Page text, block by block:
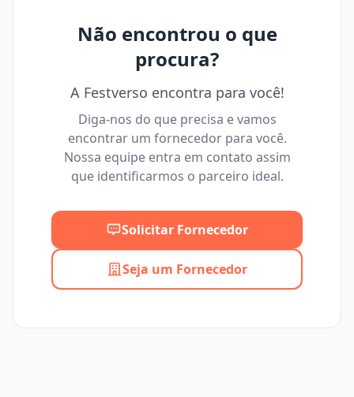
Máximo
Não encontrou o que
procura?
A Festverso encontra para você!
Diga-nos do que precisa e vamos
encontrar um fornecedor para você.
Nossa equipe entra em contato assim
que identificarmos o parceiro ideal.
Solicitar Fornecedor
Seja um Fornecedor